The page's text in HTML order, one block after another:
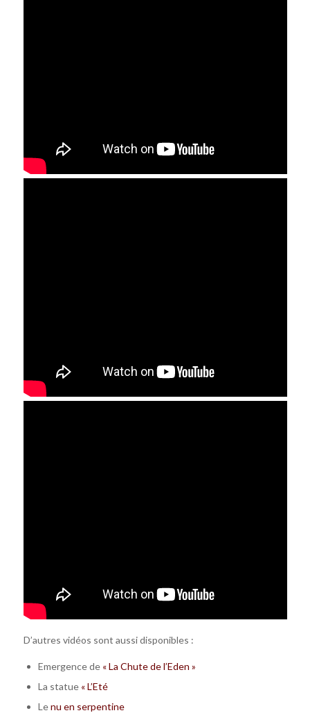
D’autres vidéos sont aussi disponibles :
Emergence de « La Chute de l’Eden »
La statue « L’Eté
Lenu en serpentine